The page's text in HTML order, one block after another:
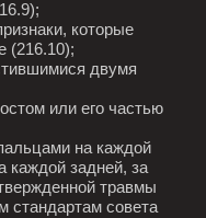
которые
(216.10);
двумя
или его частью
на каждой
каждой задней, за
травмы
стандартам совета